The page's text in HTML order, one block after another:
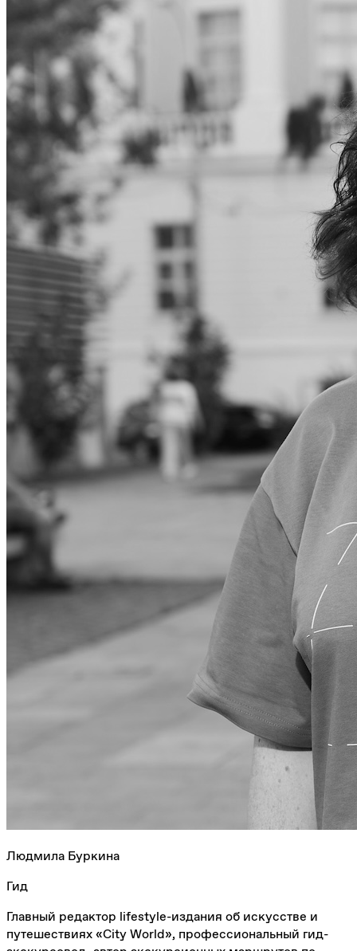
Людмила Буркина
Гид
Главный редактор lifestyle-издания об искусстве и
путешествиях «City World», профессиональный гид-